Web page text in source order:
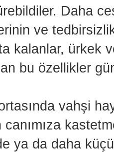
Daha
ve
kalanlar, ürkek
bu özellikler
vahşi
canımıza
ya da daha